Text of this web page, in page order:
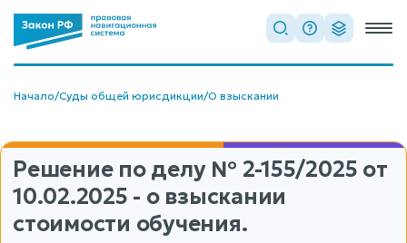
Начало/Суды общей юрисдикции/О взыскании
Решение по делу № 2-155/2025 от
10.02.2025 - о взыскании
стоимости обучения.